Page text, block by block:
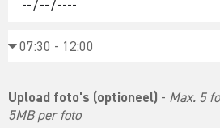
Upload foto's (optioneel) - Max. 5
5MB per foto